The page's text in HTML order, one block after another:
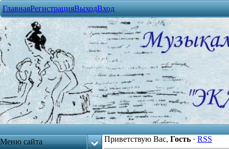
ГлавнаяРегистрацияВыходВход
Меню сайта
Приветствую Вас, Гость · RSS